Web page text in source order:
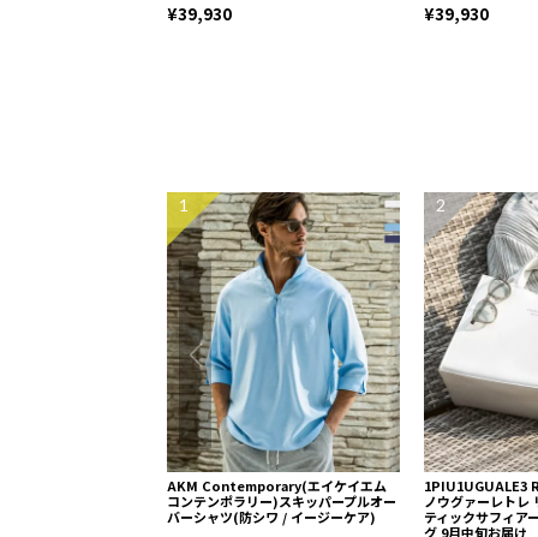
¥39,930 ¥39,930
1
AKM Contemporary(エイケイエム
コンテンポラリー)スキッパープルオー
バーシャツ(防シワ / イージーケア)
2
1PIU1UGUALE3
ノウグァーレトレ
ティックサフィア
グ 9月中旬お届け